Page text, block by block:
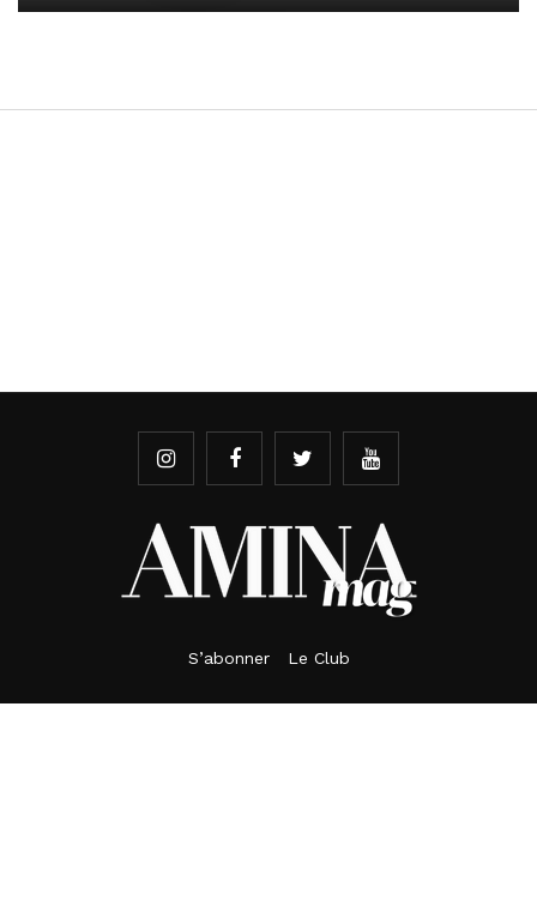
S’abonner Le Club